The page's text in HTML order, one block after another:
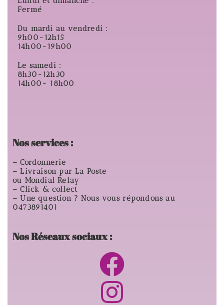
Fermé
Du mardi au vendredi :
9h00-12h15
14h00-19h00
Le samedi :
8h30-12h30
14h00- 18h00
Nos services :
– Cordonnerie
– Livraison par La Poste
ou Mondial Relay
– Click & collect
– Une question ? Nous vous répondons au
0473891401
Nos Réseaux sociaux :